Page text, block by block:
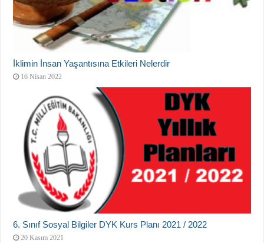
İklimin İnsan Yaşantısına Etkileri Nelerdir
16 Nisan 2022
6. Sınıf Sosyal Bilgiler DYK Kurs Planı 2021 / 2022
20 Kasım 2021